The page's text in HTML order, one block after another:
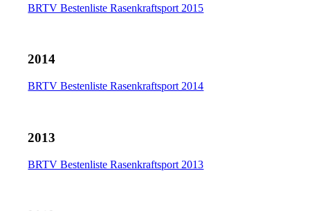
BRTV Bestenliste Rasenkraftsport 2015
2014
BRTV Bestenliste Rasenkraftsport 2014
2013
BRTV Bestenliste Rasenkraftsport 2013